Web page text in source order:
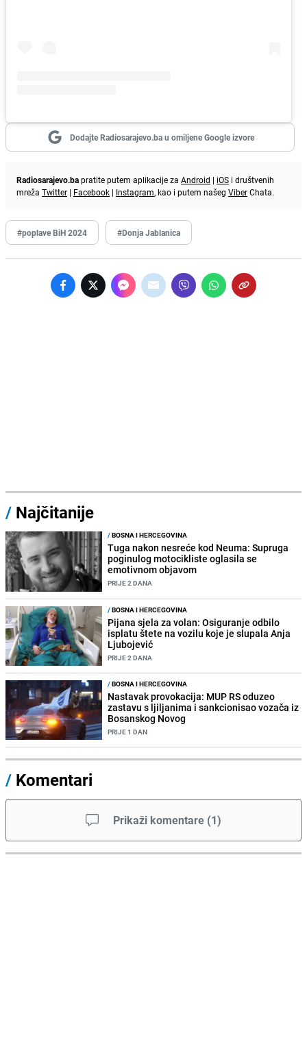
Dodajte Radiosarajevo.ba u omiljene Google izvore
Radiosarajevo.bapratite putem aplikacije za Android | iOS i društvenih
mreža Twitter | Facebook | Instagram, kao i putem našeg ViberChata.
#poplave BiH 2024 #Donja Jablanica
/ Najčitanije
/BOSNA I HERCEGOVINA
Tuga nakon nesreće kod Neuma: Supruga
poginulog motocikliste oglasila se
emotivnom objavom
PRIJE 2 DANA
/BOSNA I HERCEGOVINA
Pijana sjela za volan: Osiguranje odbilo
isplatu štete na vozilu koje je slupala Anja
Ljubojević
PRIJE 2 DANA
/BOSNA I HERCEGOVINA
Nastavak provokacija: MUP RS oduzeo
zastavu s ljiljanima i sankcionisao vozača iz
Bosanskog Novog
PRIJE 1 DAN
/ Komentari
Prikaži komentare (1)